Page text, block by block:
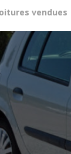
vendues